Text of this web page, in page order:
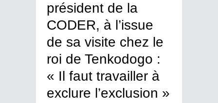
président de la
CODER, à l’issue
de sa visite chez le
roi de Tenkodogo :
« Il faut travailler à
exclure l’exclusion »